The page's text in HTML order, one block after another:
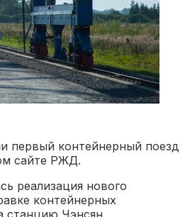
первый контейнерный поезд
сайте РЖД.
реализация нового
контейнерных
станцию Чэнсян